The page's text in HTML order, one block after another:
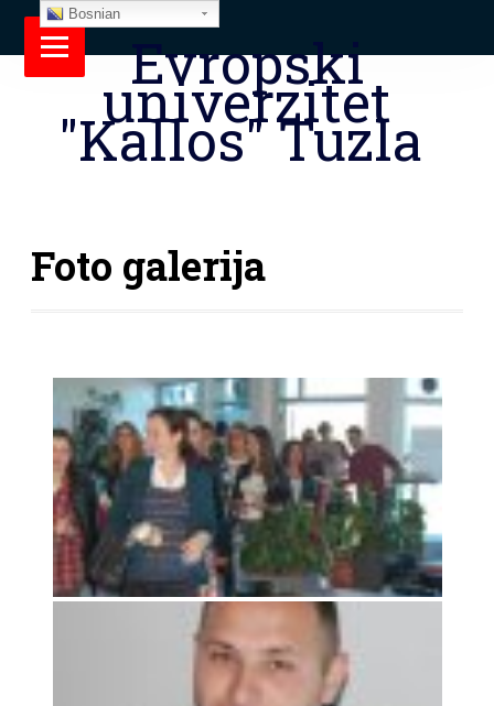
Evropski
univerzitet
"Kallos" Tuzla
Foto galerija
Bosnian